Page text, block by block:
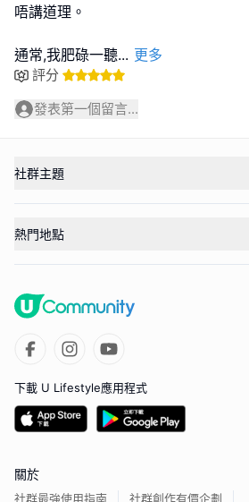
唔講道理。
通常,我肥碌一聽... 更多
評分
發表第一個留言...
社群主題
熱門地點
下載 U Lifestyle應用程式
關於
社群最強使用指南 社群創作有價企劃